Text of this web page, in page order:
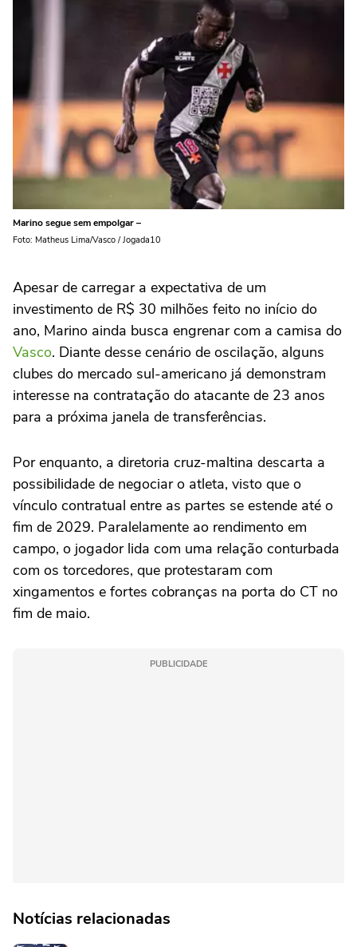
Marino segue sem empolgar –
Foto: Matheus Lima/Vasco / Jogada10
Apesar de carregar a expectativa de um
investimento de R$ 30 milhões feito no início do
ano, Marino ainda busca engrenar com a camisa do
Vasco. Diante desse cenário de oscilação, alguns
clubes do mercado sul-americano já demonstram
interesse na contratação do atacante de 23 anos
para a próxima janela de transferências.
Por enquanto, a diretoria cruz-maltina descarta a
possibilidade de negociar o atleta, visto que o
vínculo contratual entre as partes se estende até o
fim de 2029. Paralelamente ao rendimento em
campo, o jogador lida com uma relação conturbada
com os torcedores, que protestaram com
xingamentos e fortes cobranças na porta do CT no
fim de maio.
PUBLICIDADE
Notícias relacionadas